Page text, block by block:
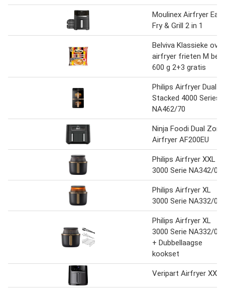
Moulinex Airfryer
Fry & Grill 2 in 1
Belviva Klassieke
airfryer frieten M bel
600 g 2+3 gratis
Philips Airfryer Dual
Stacked 4000 Series
NA462/70
Ninja Foodi Dual Zone
Airfryer AF200EU
Philips Airfryer XXL
3000 Serie NA342/00
Philips Airfryer XL
3000 Serie NA332/00
Philips Airfryer XL
3000 Serie NA332/00
+ Dubbellaagse
kookset
Veripart Airfryer XXL